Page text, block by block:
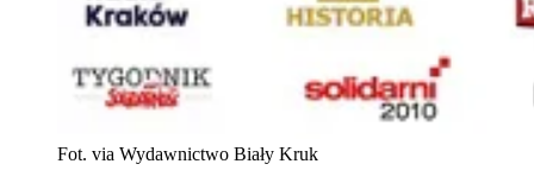
Fot. via Wydawnictwo Biały Kruk